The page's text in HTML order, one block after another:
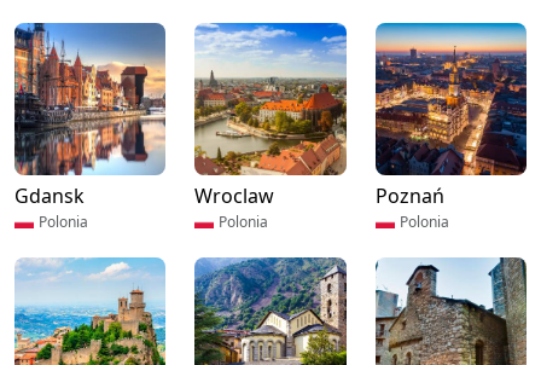
Gdansk
Polonia
Wroclaw
Polonia
Poznań
Polonia